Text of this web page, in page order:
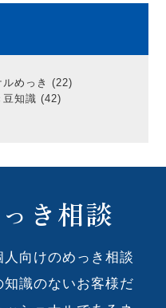
めっき (22)
豆知識 (42)
き相談
向けのめっき相談
識のないお客様だ